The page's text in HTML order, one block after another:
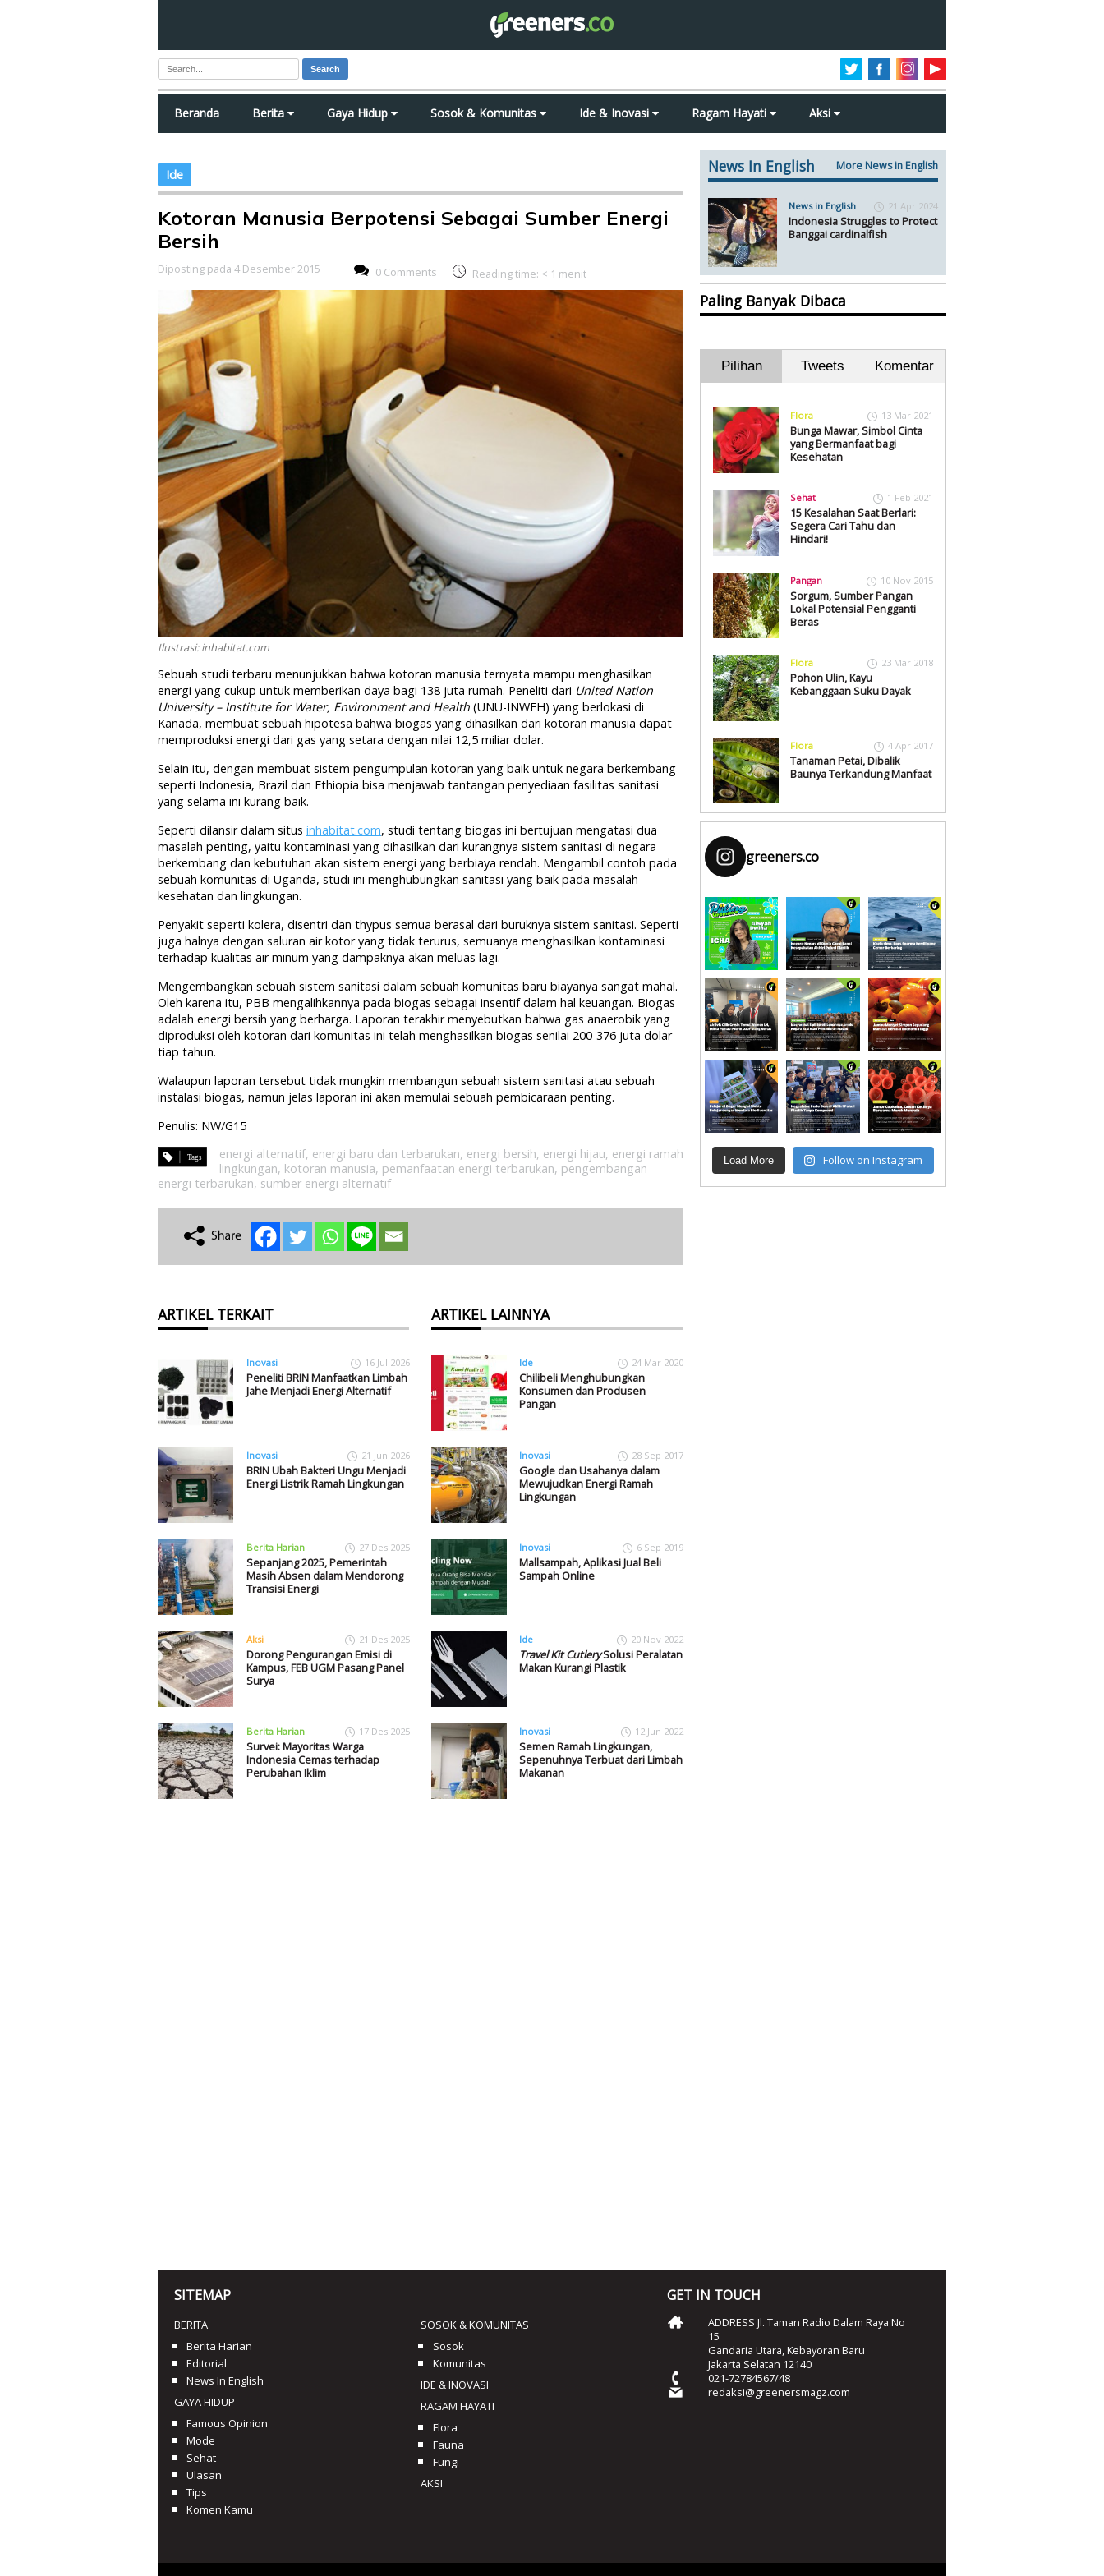
Search
Beranda Berita Gaya Hidup Sosok & Komunitas Ide & Inovasi Ragam Hayati Aksi
Ide
Kotoran Manusia Berpotensi Sebagai Sumber Energi
Bersih
Diposting pada 4 Desember 2015 0 Comments Reading time: < 1 menit
Ilustrasi: inhabitat.com
Sebuah studi terbaru menunjukkan bahwa kotoran manusia ternyata mampu menghasilkan
energi yang cukup untuk memberikan daya bagi 138 juta rumah. Peneliti dari United Nation
University – Institute for Water, Environment and Health (UNU-INWEH) yang berlokasi di
Kanada, membuat sebuah hipotesa bahwa biogas yang dihasilkan dari kotoran manusia dapat
memproduksi energi dari gas yang setara dengan nilai 12,5 miliar dolar.
Selain itu, dengan membuat sistem pengumpulan kotoran yang baik untuk negara berkembang
seperti Indonesia, Brazil dan Ethiopia bisa menjawab tantangan penyediaan fasilitas sanitasi
yang selama ini kurang baik.
Seperti dilansir dalam situs inhabitat.com, studi tentang biogas ini bertujuan mengatasi dua
masalah penting, yaitu kontaminasi yang dihasilkan dari kurangnya sistem sanitasi di negara
berkembang dan kebutuhan akan sistem energi yang berbiaya rendah. Mengambil contoh pada
sebuah komunitas di Uganda, studi ini menghubungkan sanitasi yang baik pada masalah
kesehatan dan lingkungan.
Penyakit seperti kolera, disentri dan thypus semua berasal dari buruknya sistem sanitasi. Seperti
juga halnya dengan saluran air kotor yang tidak terurus, semuanya menghasilkan kontaminasi
terhadap kualitas air minum yang dampaknya akan meluas lagi.
Mengembangkan sebuah sistem sanitasi dalam sebuah komunitas baru biayanya sangat mahal.
Oleh karena itu, PBB mengalihkannya pada biogas sebagai insentif dalam hal keuangan. Biogas
adalah energi bersih yang berharga. Laporan terakhir menyebutkan bahwa gas anaerobik yang
diproduksi oleh kotoran dari komunitas ini telah menghasilkan biogas senilai 200-376 juta dolar
tiap tahun.
Walaupun laporan tersebut tidak mungkin membangun sebuah sistem sanitasi atau sebuah
instalasi biogas, namun jelas laporan ini akan memulai sebuah pembicaraan penting.
Penulis: NW/G15
energi alternatif, energi baru dan terbarukan, energi bersih, energi hijau, energi ramah
lingkungan, kotoran manusia, pemanfaatan energi terbarukan, pengembangan
energi terbarukan, sumber energi alternatif
ARTIKEL TERKAIT
Inovasi 16 Jul 2026
Peneliti BRIN Manfaatkan Limbah
Jahe Menjadi Energi Alternatif
Inovasi 21 Jun 2026
BRIN Ubah Bakteri Ungu Menjadi
Energi Listrik Ramah Lingkungan
Berita Harian 27 Des 2025
Sepanjang 2025, Pemerintah
Masih Absen dalam Mendorong
Transisi Energi
Aksi 21 Des 2025
Dorong Pengurangan Emisi di
Kampus, FEB UGM Pasang Panel
Surya
Berita Harian 17 Des 2025
Survei: Mayoritas Warga
Indonesia Cemas terhadap
Perubahan Iklim
ARTIKEL LAINNYA
Ide 24 Mar 2020
Chilibeli Menghubungkan
Konsumen dan Produsen
Pangan
Inovasi 28 Sep 2017
Google dan Usahanya dalam
Mewujudkan Energi Ramah
Lingkungan
Inovasi 6 Sep 2019
Mallsampah, Aplikasi Jual Beli
Sampah Online
Ide 20 Nov 2022
Travel Kit CutlerySolusi Peralatan
Makan Kurangi Plastik
Inovasi 12 Jun 2022
Semen Ramah Lingkungan,
Sepenuhnya Terbuat dari Limbah
Makanan
News In English More News in English
News in English 21 Apr 2024
Indonesia Struggles to Protect
Banggai cardinalfish
Paling Banyak Dibaca
Pilihan Tweets Komentar
Flora 13 Mar 2021
Bunga Mawar, Simbol Cinta
yang Bermanfaat bagi
Kesehatan
Sehat 1 Feb 2021
15 Kesalahan Saat Berlari:
Segera Cari Tahu dan
Hindari!
Pangan 10 Nov 2015
Sorgum, Sumber Pangan
Lokal Potensial Pengganti
Beras
Flora 23 Mar 2018
Pohon Ulin, Kayu
Kebanggaan Suku Dayak
Flora 4 Apr 2017
Tanaman Petai, Dibalik
Baunya Terkandung Manfaat
greeners.co
Load More Follow on Instagram
SITEMAP
BERITA
Berita Harian
Editorial
News In English
GAYA HIDUP
Famous Opinion
Mode
Sehat
Ulasan
Tips
Komen Kamu
SOSOK & KOMUNITAS
Sosok
Komunitas
IDE & INOVASI
RAGAM HAYATI
Flora
Fauna
Fungi
AKSI
GET IN TOUCH
ADDRESS Jl. Taman Radio Dalam Raya No
15
Gandaria Utara, Kebayoran Baru
Jakarta Selatan 12140
021-72784567/48
redaksi@greenersmagz.com